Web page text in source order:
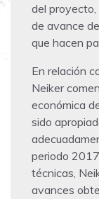
del
de avance
que hacen
En relación
Neiker
económica
sido
periodo
técnicas,
avances